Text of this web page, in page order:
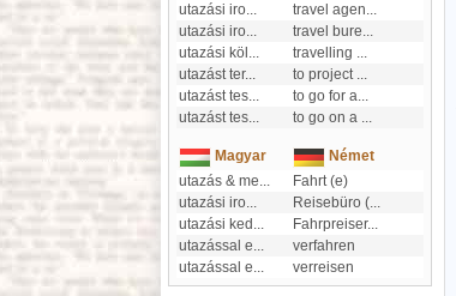
utazási iro... travel agen...
utazási iro... travel bure...
utazási köl ... travelling ...
utazást ter... to project ...
utazást tes... to go for a...
utazást tes... to go on a ...
Magyar
Német
utazás & me...
Fahrt (e)
utazási iro... Reisebüro (...
utazási ked ... Fahrpreiser...
utazással e...
verfahren
utazással e... verreisen